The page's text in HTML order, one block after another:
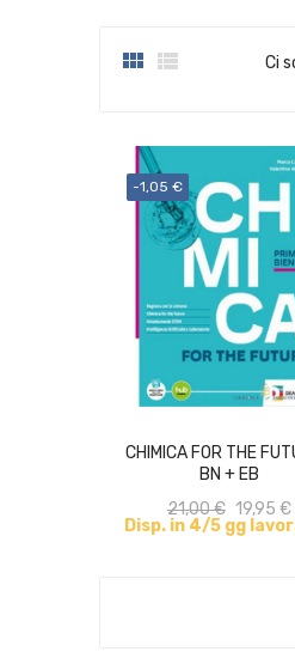
  Ci
-1,05 €
CHIMICA FOR THE
BN + EB
21,00 € 19,95 €
Disp. in 4/5 gg
ACQUISTA